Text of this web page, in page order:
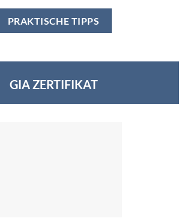
PRAKTISCHE TIPPS
GIA ZERTIFIKAT